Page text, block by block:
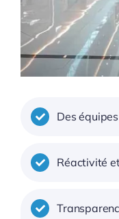
Des
Réactivité